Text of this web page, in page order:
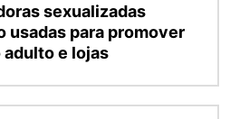
sexualizadas
usadas para promover
e lojas